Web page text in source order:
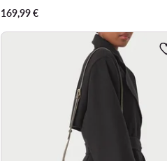
169,99€